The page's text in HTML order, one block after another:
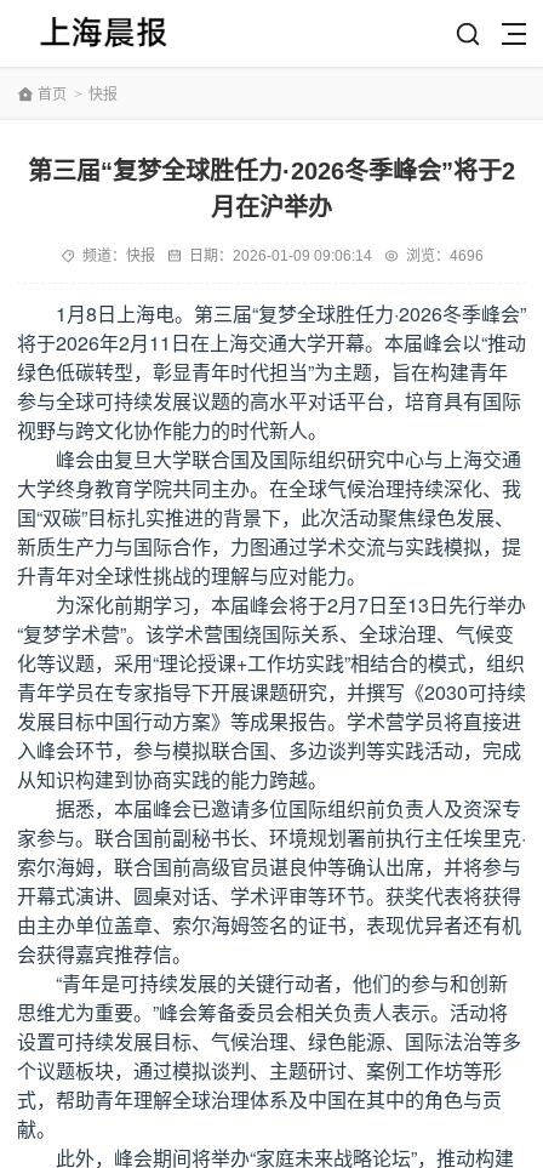
首页 > 快报
第三届“复梦全球胜任力·2026冬季峰会”将于2
月在沪举办
频道： 快报 日期： 2026-01-09 09:06:14 浏览：4696
1月8日上海电。第三届“复梦全球胜任力·2026冬季峰会”
将于2026年2月11日在上海交通大学开幕。本届峰会以“推动
绿色低碳转型，彰显青年时代担当”为主题，旨在构建青年
参与全球可持续发展议题的高水平对话平台，培育具有国际
视野与跨文化协作能力的时代新人。
峰会由复旦大学联合国及国际组织研究中心与上海交通
大学终身教育学院共同主办。在全球气候治理持续深化、我
国“双碳”目标扎实推进的背景下，此次活动聚焦绿色发展、
新质生产力与国际合作，力图通过学术交流与实践模拟，提
升青年对全球性挑战的理解与应对能力。
为深化前期学习，本届峰会将于2月7日至13日先行举办
“复梦学术营”。该学术营围绕国际关系、全球治理、气候变
化等议题，采用“理论授课+工作坊实践”相结合的模式，组织
青年学员在专家指导下开展课题研究，并撰写《2030可持续
发展目标中国行动方案》等成果报告。学术营学员将直接进
入峰会环节，参与模拟联合国、多边谈判等实践活动，完成
从知识构建到协商实践的能力跨越。
据悉，本届峰会已邀请多位国际组织前负责人及资深专
家参与。联合国前副秘书长、环境规划署前执行主任埃里克·
索尔海姆，联合国前高级官员谌良仲等确认出席，并将参与
开幕式演讲、圆桌对话、学术评审等环节。获奖代表将获得
由主办单位盖章、索尔海姆签名的证书，表现优异者还有机
会获得嘉宾推荐信。
“青年是可持续发展的关键行动者，他们的参与和创新
思维尤为重要。”峰会筹备委员会相关负责人表示。活动将
设置可持续发展目标、气候治理、绿色能源、国际法治等多
个议题板块，通过模拟谈判、主题研讨、案例工作坊等形
式，帮助青年理解全球治理体系及中国在其中的角色与贡
献。
此外，峰会期间将举办“家庭未来战略论坛”，推动构建